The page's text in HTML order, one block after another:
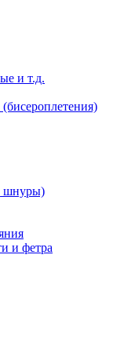
и т.д.
шнуры)
и фетра